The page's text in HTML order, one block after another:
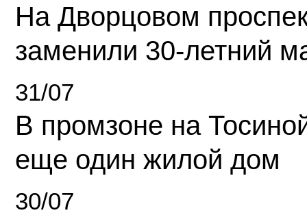
На Дворцовом
заменили 30-летний
31/07
В промзоне на
еще один жилой дом
30/07